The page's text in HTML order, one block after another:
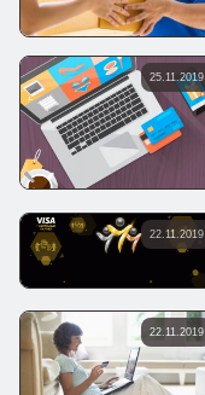
25.11.2019
22.11.2019
22.11.2019